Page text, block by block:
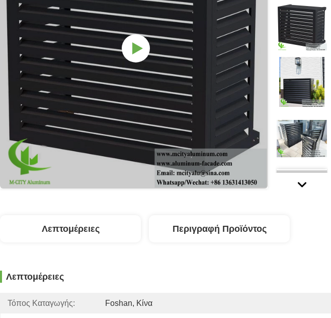
Λεπτομέρειες Περιγραφή Προϊόντος
Λεπτομέρειες
Τόπος Καταγωγής: Foshan, Κίνα